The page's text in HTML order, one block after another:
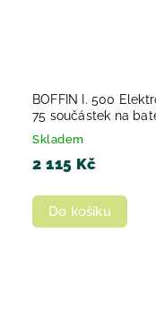
BOFFIN I. 500
75 součástek na
Skladem
2 115 Kč
Do košíku